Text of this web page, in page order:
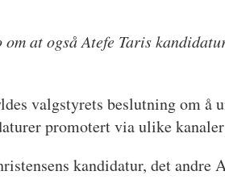
at også Atefe Taris
valgstyrets beslutning om
promotert via ulike
kandidatur, det andre